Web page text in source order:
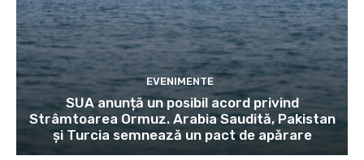
EVENIMENTE
SUA anunță un posibil acord privind
Strâmtoarea Ormuz. Arabia Saudită, Pakistan
și Turcia semnează un pact de apărare